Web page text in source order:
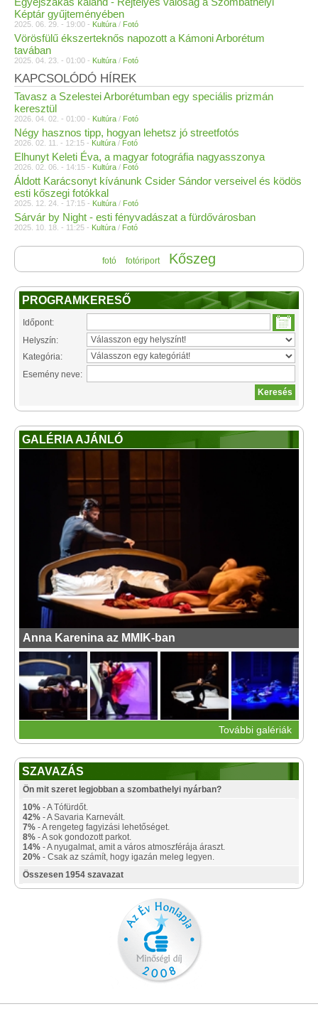
Képtár gyűjteményében
2025. 06. 29. - 19:00 - Kultúra / Fotó
Vörösfülű ékszerteknős napozott a Kámoni Arborétum
tavában
2025. 04. 23. - 01:00 - Kultúra / Fotó
KAPCSOLÓDÓ HÍREK
Tavasz a Szelestei Arborétumban egy speciális prizmán
keresztül
2026. 04. 02. - 01:00 - Kultúra / Fotó
Négy hasznos tipp, hogyan lehetsz jó streetfotós
2026. 02. 11. - 12:15 - Kultúra / Fotó
Elhunyt Keleti Éva, a magyar fotográfia nagyasszonya
2026. 02. 06. - 14:15 - Kultúra / Fotó
Áldott Karácsonyt kívánunk Csider Sándor verseivel és ködös
esti kőszegi fotókkal
2025. 12. 24. - 17:15 - Kultúra / Fotó
Sárvár by Night - esti fényvadászat a fürdővárosban
2025. 10. 18. - 11:25 - Kultúra / Fotó
fotó fotóriport Kőszeg
PROGRAMKERESŐ
Időpont:
Helyszín:
Kategória:
Esemény neve:
GALÉRIA AJÁNLÓ
Anna Karenina az MMIK-ban
További galériák
SZAVAZÁS
Ön mit szeret legjobban a szombathelyi nyárban?
10% - A Tófürdőt.
42% - A Savaria Karnevált.
7% - A rengeteg fagyizási lehetőséget.
8% - A sok gondozott parkot.
14% - A nyugalmat, amit a város atmoszférája áraszt.
20% - Csak az számít, hogy igazán meleg legyen.
Összesen 1954 szavazat